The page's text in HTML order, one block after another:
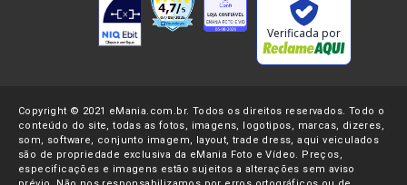
Verificada por
Copyright © 2021 eMania.com.br. Todos os direitos reservados. Todo o
conteúdo do site, todas as fotos, imagens, logotipos, marcas, dizeres,
som, software, conjunto imagem, layout, trade dress, aqui veiculados
são de propriedade exclusiva da eMania Foto e Vídeo. Preços,
especificações e imagens estão sujeitos a alterações sem aviso